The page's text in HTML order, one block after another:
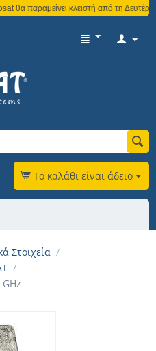
θα παραμείνει κλειστή από τη
Το καλάθι είναι άδειο
Στοιχεία /
/